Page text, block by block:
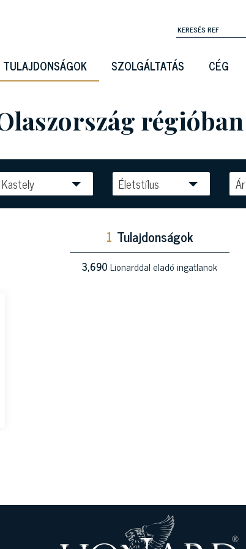
TULAJDONSÁGOK SZOLGÁLTATÁS CÉG
régióban
Kastely Életstílus Ár
1 Tulajdonságok
3,690Lionarddal eladó ingatlanok